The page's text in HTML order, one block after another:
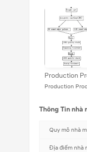
Production
Production
Thông Tin nhà
Quy mô nhà
Địa điểm nhà